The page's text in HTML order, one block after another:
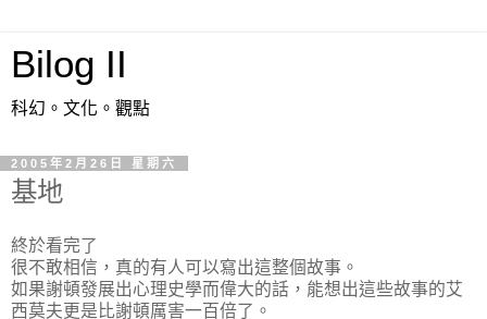
Bilog II
科幻。文化。觀點
2005年2月26日 星期六
基地
終於看完了
很不敢相信，真的有人可以寫出這整個故事。
如果謝頓發展出心理史學而偉大的話，能想出這些故事的艾
西莫夫更是比謝頓厲害一百倍了。